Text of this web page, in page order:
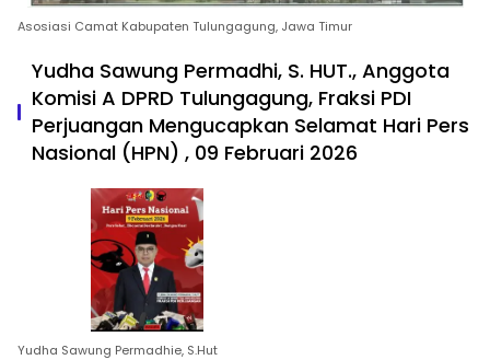
Asosiasi Camat Kabupaten Tulungagung, Jawa Timur
Yudha Sawung Permadhi, S. HUT., Anggota
Komisi A DPRD Tulungagung, Fraksi PDI
Perjuangan Mengucapkan Selamat Hari Pers
Nasional (HPN) , 09 Februari 2026
Yudha Sawung Permadhie, S.Hut